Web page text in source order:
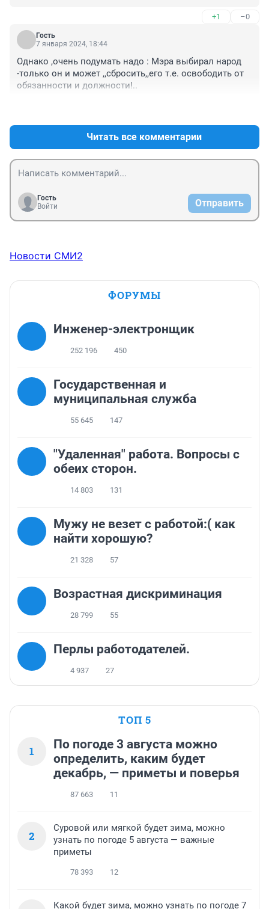
+1 –0
Гость
7 января 2024, 18:44
Oднако ,очень подумать надо : Мэра выбирал народ
-только он и может ,,сбросить,,его т.е. освободить от
обязанности и должности!..
Читать все комментарии
Гость
Войти
Отправить
Новости СМИ2
ФОРУМЫ
Инженер-электронщик
252 196 450
Государственная и
муниципальная служба
55 645 147
"Удаленная" работа. Вопросы с
обеих сторон.
14 803 131
Мужу не везет с работой:( как
найти хорошую?
21 328 57
Возрастная дискриминация
28 799 55
Перлы работодателей.
4 937 27
ТОП 5
1
По погоде 3 августа можно
определить, каким будет
декабрь, — приметы и поверья
87 663 11
2
Суровой или мягкой будет зима, можно
узнать по погоде 5 августа — важные
приметы
78 393 12
Какой будет зима, можно узнать по погоде 7